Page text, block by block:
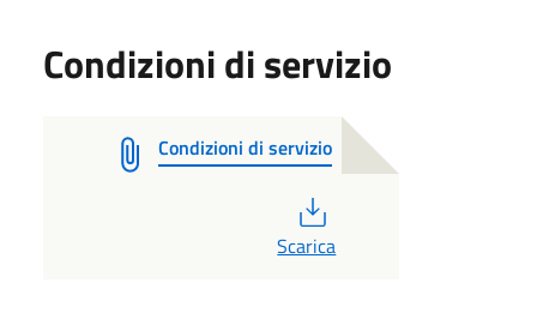
Condizioni di servizio
Condizioni di servizio
Scarica